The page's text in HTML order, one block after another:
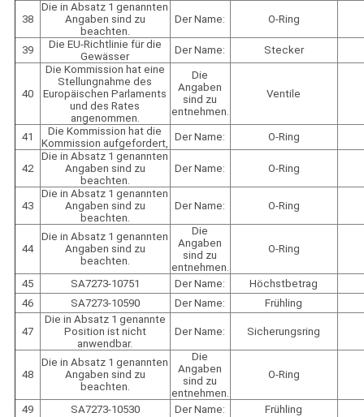
38
Die in Absatz 1 genannten
Angaben sind zu
beachten.
Der Name: O-Ring
39
Die EU-Richtlinie für die
Gewässer
Der Name: Stecker
40
Die Kommission hat eine
Stellungnahme des
Europäischen Parlaments
und des Rates
angenommen.
Die
Angaben
sind zu
entnehmen.
Ventile
41
Die Kommission hat die
Kommission aufgefordert,
Der Name: O-Ring
42
Die in Absatz 1 genannten
Angaben sind zu
beachten.
Der Name: O-Ring
43
Die in Absatz 1 genannten
Angaben sind zu
beachten.
Der Name: O-Ring
44
Die in Absatz 1 genannten
Angaben sind zu
beachten.
Die
Angaben
sind zu
entnehmen.
O-Ring
45 SA7273-10751 Der Name:
Höchstbetrag
46
SA7273-10590 Der Name: Frühling
47
Die in Absatz 1 genannte
Position ist nicht
anwendbar.
Der Name: Sicherungsring
48
Die in Absatz 1 genannten
Angaben sind zu
beachten.
Die
Angaben
sind zu
entnehmen.
O-Ring
49 SA7273-10530 Der Name:
Frühling